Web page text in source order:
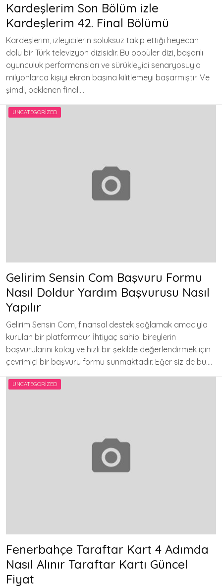
Kardeşlerim Son Bölüm izle
Kardeşlerim 42. Final Bölümü
Kardeşlerim, izleyicilerin soluksuz takip ettiği heyecan
dolu bir Türk televizyon dizisidir. Bu popüler dizi, başarılı
oyunculuk performansları ve sürükleyici senaryosuyla
milyonlarca kişiyi ekran başına kilitlemeyi başarmıştır. Ve
şimdi, beklenen final….
UNCATEGORIZED
Gelirim Sensin Com Başvuru Formu
Nasıl Doldur Yardım Başvurusu Nasıl
Yapılır
Gelirim Sensin Com, finansal destek sağlamak amacıyla
kurulan bir platformdur. İhtiyaç sahibi bireylerin
başvurularını kolay ve hızlı bir şekilde değerlendirmek için
çevrimiçi bir başvuru formu sunmaktadır. Eğer siz de bu….
UNCATEGORIZED
Fenerbahçe Taraftar Kart 4 Adımda
Nasıl Alınır Taraftar Kartı Güncel
Fiyat